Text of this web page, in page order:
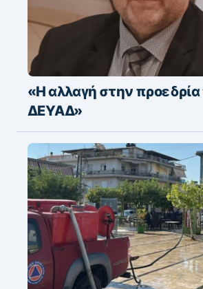
«Η αλλαγή στην προεδρία
ΔΕΥΑΔ»